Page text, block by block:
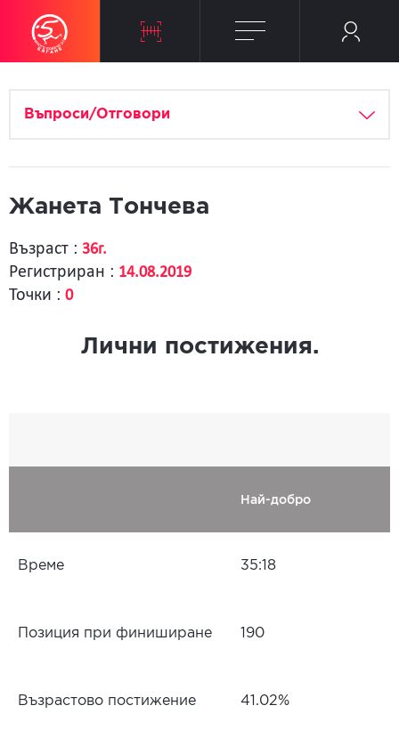
Въпроси/Отговори
Жанета Тончева
Възраст : 36г.
Регистриран : 14.08.2019
Точки : 0
Лични постижения.
Най-добро
Време 35:18
Позиция при финиширане 190
Възрастово постижение 41.02%